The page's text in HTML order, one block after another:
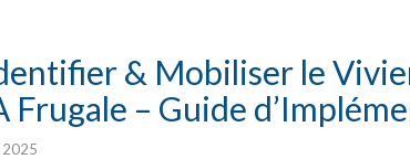
& Mobiliser le
Frugale – Guide
2025